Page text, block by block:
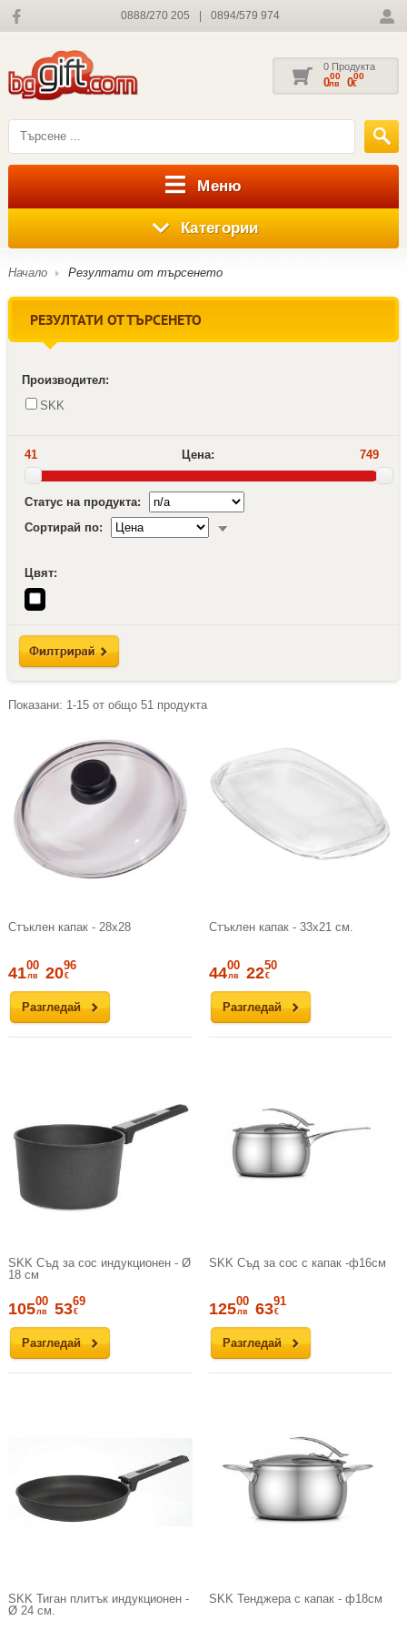
0888/270 205 0894/579 974
0 Продукта
000
лв 000
€
Меню
Категории
Начало Резултати от търсенето
РЕЗУЛТАТИ ОТ ТЪРСЕНЕТО
Производител:
SKK
41 Цена: 749
Статус на продукта:
Сортирай по:
Цвят:
Показани: 1-15от общо 51 продукта
Стъклен капак - 28х28
Разгледай
4100
лв 2096
€
Стъклен капак - 33х21 см.
Разгледай
4400
лв 2250
€
SKK Съд за сос индукционен - Ø
18 см
Разгледай
10500
лв 5369
€
SKK Съд за сос с капак -ф16см
Разгледай
12500
лв 6391
€
SKK Тиган плитък индукционен -
Ø 24 см.
SKK Тенджера с капак - ф18см